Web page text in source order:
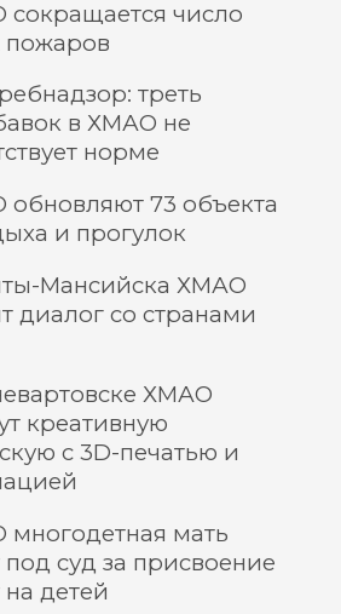
число
пожаров
треть
в ХМАО не
норме
73 объекта
и прогулок
Мансийска ХМАО
диалог со странами
ХМАО
креативную
с 3D-печатью и
мать
суд за присвоение
детей